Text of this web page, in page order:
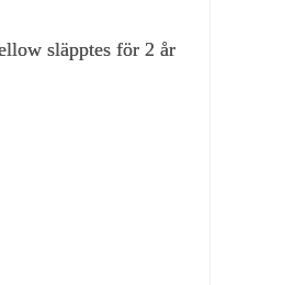
släpptes för 2 år